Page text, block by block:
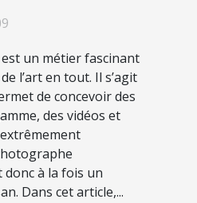
un métier fascinant
l’art en tout. Il s’agit
de concevoir des
des vidéos et
à la fois un
Dans cet article,...